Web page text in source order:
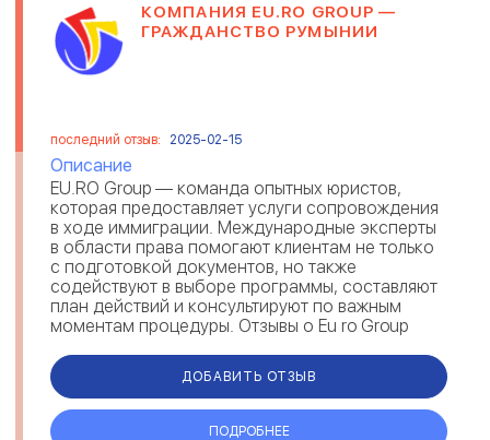
КОМПАНИЯ EU.RO GROUP —
ГРАЖДАНСТВО РУМЫНИИ
последний отзыв: 2025-02-15
Описание
EU.RO Group — команда опытных юристов,
которая предоставляет услуги сопровождения
в ходе иммиграции. Международные эксперты
в области права помогают клиентам не только
с подготовкой документов, но также
содействуют в выборе программы, составляют
план действий и консультируют по важным
моментам процедуры. Отзывы о Eu ro Group
ДОБАВИТЬ ОТЗЫВ
ПОДРОБНЕЕ